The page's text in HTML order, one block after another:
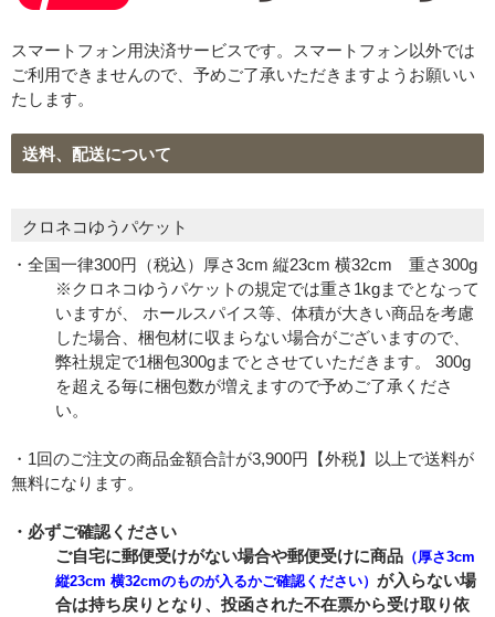
スマートフォン用決済サービスです。スマートフォン以外では
ご利用できませんので、予めご了承いただきますようお願いい
たします。
送料、配送について
クロネコゆうパケット
・全国一律300円（税込）厚さ3cm 縦23cm 横32cm 重さ300g
※クロネコゆうパケットの規定では重さ1kgまでとなって
いますが、 ホールスパイス等、体積が大きい商品を考慮
した場合、梱包材に収まらない場合がございますので、
弊社規定で1梱包300gまでとさせていただきます。 300g
を超える毎に梱包数が増えますので予めご了承くださ
い。
・1回のご注文の商品金額合計が3,900円【外税】以上で送料が
無料になります。
・必ずご確認ください
ご自宅に郵便受けがない場合や郵便受けに商品 （厚さ3cm
縦23cm 横32cmのものが入るかご確認ください） が入らない場
合は持ち戻りとなり、投函された不在票から受け取り依